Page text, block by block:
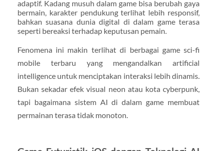
adaptif. Kadang musuh dalam game bisa berubah gaya
bermain, karakter pendukung terlihat lebih responsif,
bahkan suasana dunia digital di dalam game terasa
seperti bereaksi terhadap keputusan pemain.
Fenomena ini makin terlihat di berbagai game sci-fi
mobile terbaru yang mengandalkan artificial
intelligence untuk menciptakan interaksi lebih dinamis.
Bukan sekadar efek visual neon atau kota cyberpunk,
tapi bagaimana sistem AI di dalam game membuat
permainan terasa tidak monoton.